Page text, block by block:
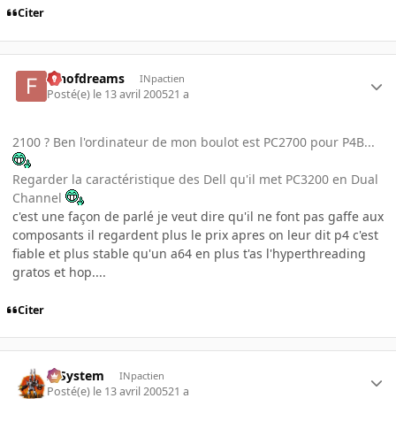
Citer
fanofdreams INpactien
Posté(e) le 13 avril 200521 a
2100 ? Ben l'ordinateur de mon boulot est PC2700 pour P4B...
Regarder la caractéristique des Dell qu'il met PC3200 en Dual
Channel
c'est une façon de parlé je veut dire qu'il ne font pas gaffe aux
composants il regardent plus le prix apres on leur dit p4 c'est
fiable et plus stable qu'un a64 en plus t'as l'hyperthreading
gratos et hop....
Citer
X-System INpactien
Posté(e) le 13 avril 200521 a